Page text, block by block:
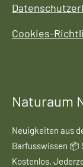
Cookies-
Naturaum
Neuigkeiten aus
Barfusswissen 📦
Kostenlos.